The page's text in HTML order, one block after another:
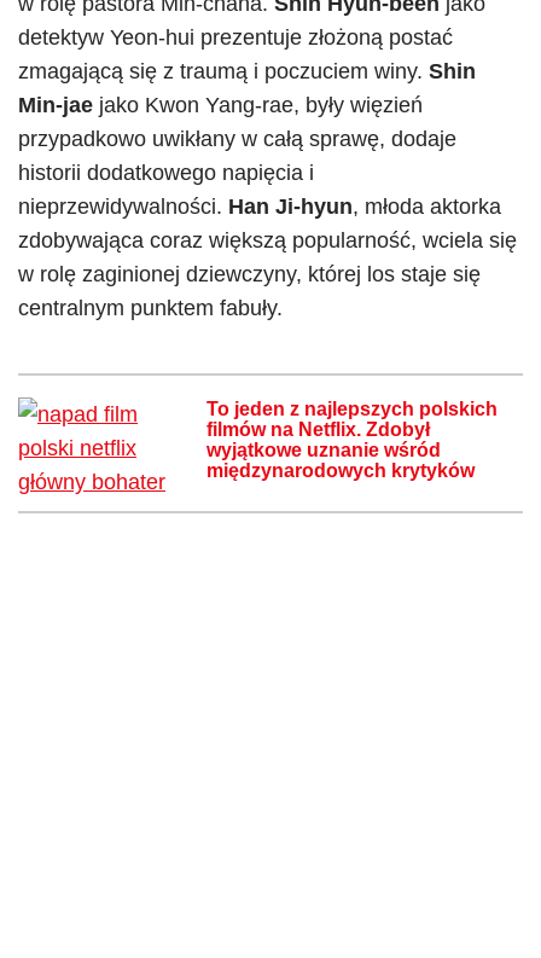
detektyw Yeon-hui prezentuje złożoną postać
zmagającą się z traumą i poczuciem winy. Shin
Min-jae jako Kwon Yang-rae, były więzień
przypadkowo uwikłany w całą sprawę, dodaje
historii dodatkowego napięcia i
nieprzewidywalności. Han Ji-hyun, młoda aktorka
zdobywająca coraz większą popularność, wciela się
w rolę zaginionej dziewczyny, której los staje się
centralnym punktem fabuły.​
To jeden z najlepszych polskich
filmów na Netflix. Zdobył
wyjątkowe uznanie wśród
międzynarodowych krytyków